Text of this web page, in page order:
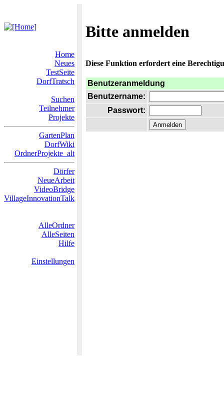
Bitte anmelden
Home
Neues
TestSeite
DorfTratsch
Suchen
Teilnehmer
Projekte
GartenPlan
DorfWiki
OrdnerProjekte_alt
Dörfer
NeueArbeit
VideoBridge
VillageInnovationTalk
AlleOrdner
AlleSeiten
Hilfe
Einstellungen
Diese Funktion erfordert eine
Benutzeranmeldung
Benutzername:
Passwort: